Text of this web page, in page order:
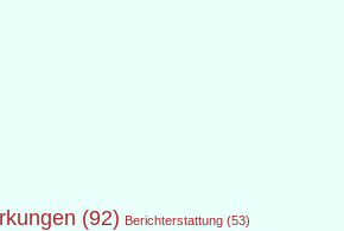
(92) Berichterstattung (53)